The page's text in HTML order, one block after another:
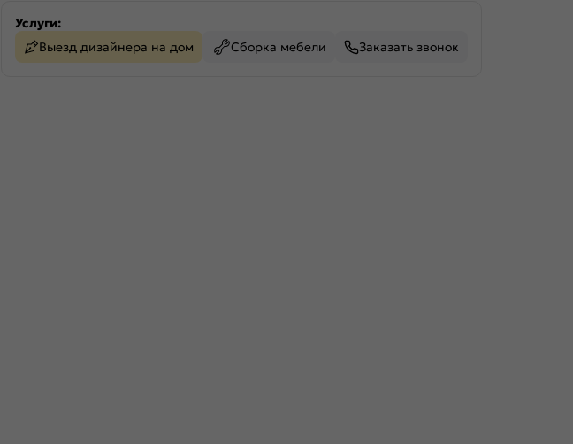
Услуги:
Выезд дизайнера на дом
Сборка мебели Заказать звонок